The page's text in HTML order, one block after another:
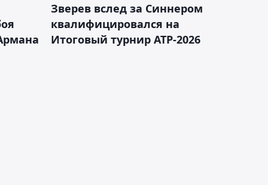
Зверев вслед за Синнером
квалифицировался на
Итоговый турнир ATP-2026